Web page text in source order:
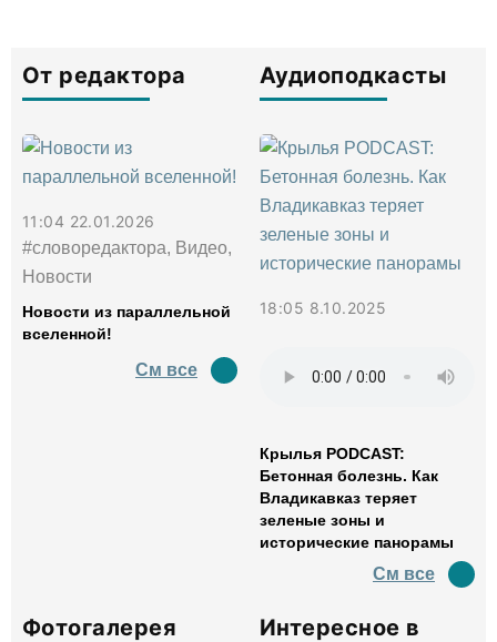
От редактора
11:04 22.01.2026
#словоредактора, Видео,
Новости
Новости из параллельной
вселенной!
См все
Аудиоподкасты
18:05 8.10.2025
Крылья PODCAST:
Бетонная болезнь. Как
Владикавказ теряет
зеленые зоны и
исторические панорамы
См все
Фотогалерея
Интересное в